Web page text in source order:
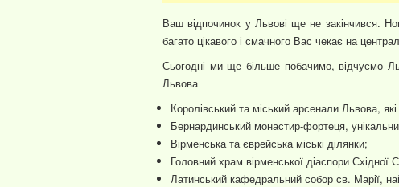
Ваш відпочинок у Львові ще не закінчився.
багато цікавого і смачного Вас чекає на
Сьогодні ми ще більше побачимо, відчуємо
Львова
Королівський та міський арсенали Львова,
Бернардинський монастир-фортеця,
Вірменська та єврейська міські ділянки;
Головний храм вірменської діаспори Східної
Латинський кафедральний собор св. Марії,